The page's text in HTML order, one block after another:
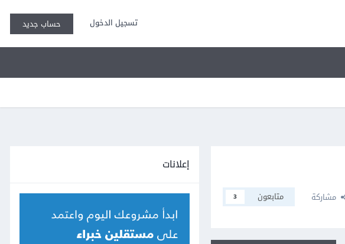
تسجيل الدخول حساب جديد
مشاركة متابعون 3
إعلانات